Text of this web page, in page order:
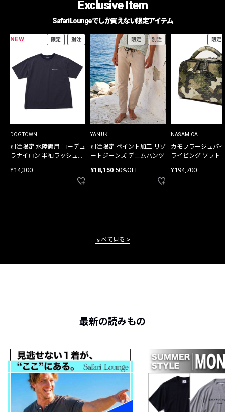
Exclusive Item
Safari Loungeでしか買えない限定アイテム
NEW 限定 別注
DOGTOWN
別注限定 水陸両用 コーデュ
ラナイロン 半袖ラッシュガ
¥14,300
限定 別注
YANUK
別注限定 ペイント加工 リゾ
ートジーンズ デニムパンツ
¥18,150 50%OFF
限定
NASAMICA
カモフラージュパ
ライビング ソフト
¥194,700
すべて見る
最新の読みもの